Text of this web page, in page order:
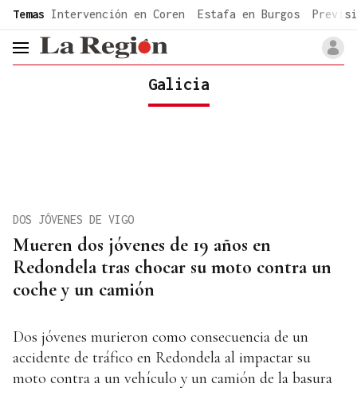
common.go-to-content
Temas Intervención en Coren Estafa en Burgos
header.menu.open
Galicia
Mueren dos jóvenes de 19 años en
Redondela tras chocar su moto contra un
coche y un camión
DOS JÓVENES DE VIGO
Dos jóvenes murieron como consecuencia de un
accidente de tráfico en Redondela al impactar su
moto contra a un vehículo y un camión de la basura